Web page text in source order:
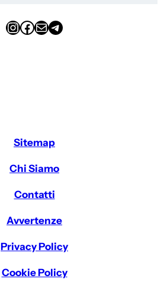
InstagramFacebook Email Telegram
Sitemap
Chi Siamo
Contatti
Avvertenze
Privacy Policy
Cookie Policy